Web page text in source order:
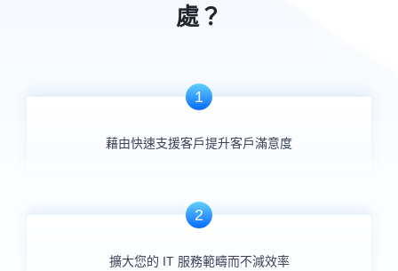
處？
1
藉由快速支援客戶提升客戶滿意度
2
擴大您的 IT 服務範疇而不減效率